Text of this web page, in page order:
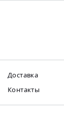
Доставка
Контакты